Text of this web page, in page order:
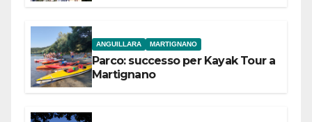
ANGUILLARA MARTIGNANO
Parco: successo per Kayak Tour a
Martignano